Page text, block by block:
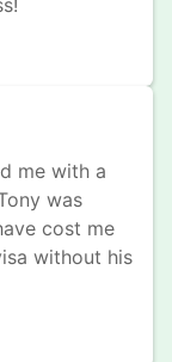
me with a
was
cost me
without his